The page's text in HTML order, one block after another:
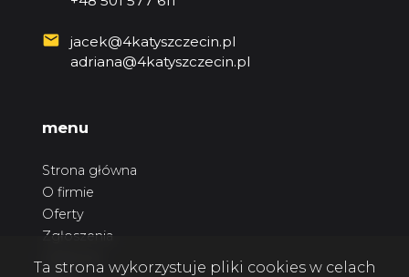
jacek@4katyszczecin.pl
adriana@4katyszczecin.pl
menu
Strona główna
O firmie
Oferty
Zgłoszenia
Ta strona wykorzystuje pliki cookies w celach